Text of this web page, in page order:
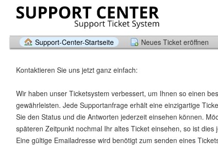
Support-Center-Startseite Neues Ticket eröffnen
Kontaktieren Sie uns jetzt ganz einfach:
Wir haben unser Ticketsystem verbessert, um Ihnen so einen
gewährleisten. Jede Supportanfrage erhält eine einzigartige
Sie den Status und die Antworten jederzeit einsehen können.
späteren Zeitpunkt nochmal Ihr altes Ticket einsehen, so ist dies
Eine gültige Emailadresse wird benötigt zum senden eines